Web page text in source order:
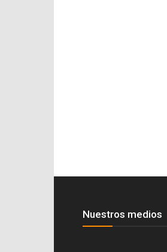
Nuestros medios